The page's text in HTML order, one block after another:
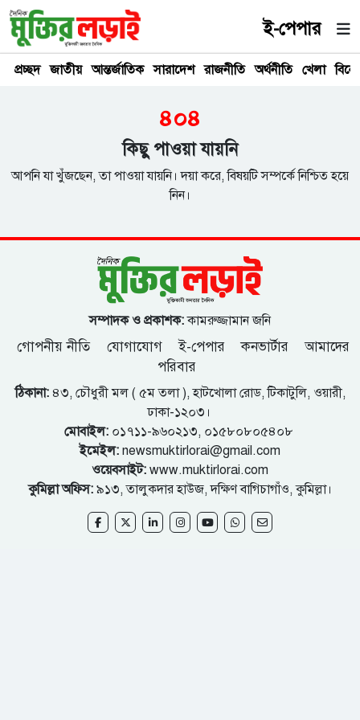
ই-পেপার
প্রচ্ছদ জাতীয় আন্তর্জাতিক সারাদেশ রাজনীতি অর্থনীতি খেলা
৪০৪
কিছু পাওয়া যায়নি
আপনি যা খুঁজছেন, তা পাওয়া যায়নি। দয়া করে, বিষয়টি সম্পর্কে নিশ্চিত হয়ে
নিন।
সম্পাদক ও প্রকাশক:কামরুজ্জামান জনি
গোপনীয় নীতি যোগাযোগ ই-পেপার কনভার্টার
আমাদের
পরিবার
ঠিকানা:৪৩, চৌধুরী মল ( ৫ম তলা ), হাটখোলা রোড, টিকাটুলি, ওয়ারী,
ঢাকা-১২০৩।
মোবাইল:০১৭১১-৯৬০২১৩, ০১৫৮০৮০৫৪০৮
ইমেইল: newsmuktirlorai@gmail.com
ওয়েবসাইট: www.muktirlorai.com
কুমিল্লা অফিস: ৯১৩, তালুকদার হাউজ, দক্ষিণ বাগিচাগাঁও, কুমিল্লা।